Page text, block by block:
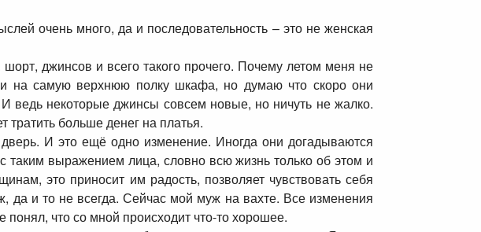
очень много, да и последовательность – это не женская
джинсов и всего такого прочего. Почему летом меня не
на самую верхнюю полку шкафа, но думаю что скоро они
ведь некоторые джинсы совсем новые, но ничуть не жалко.
тратить больше денег на платья.
И это ещё одно изменение. Иногда они догадываются
таким выражением лица, словно всю жизнь только об этом и
это приносит им радость, позволяет чувствовать себя
да и то не всегда. Сейчас мой муж на вахте. Все изменения
понял, что со мной происходит что-то хорошее.